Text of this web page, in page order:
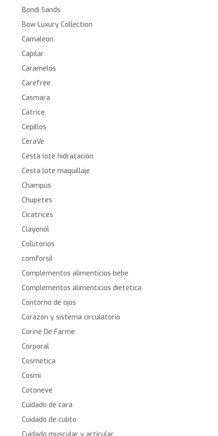
Bondi Sands
Bow Luxury Collection
Camaleon
Capilar
Caramelos
Carefree
Casmara
Catrice
Cepillos
CeraVe
Cesta lote hidratación
Cesta lote maquillaje
Champús
Chupetes
Cicatrices
Clayenol
Colutorios
comforsil
Complementos alimenticios bebe
Complementos alimenticios dietética
Contorno de ojos
Corazón y sistema circulatorio
Corine De Farme
Corporal
Cosmética
Cosmi
Cotoneve
Cuidado de cara
Cuidado de culito